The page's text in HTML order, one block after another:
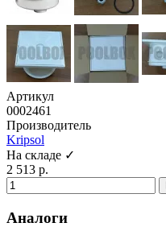
Артикул
0002461
Производитель
Kripsol
На складе ✓
2 513 р.
Аналоги